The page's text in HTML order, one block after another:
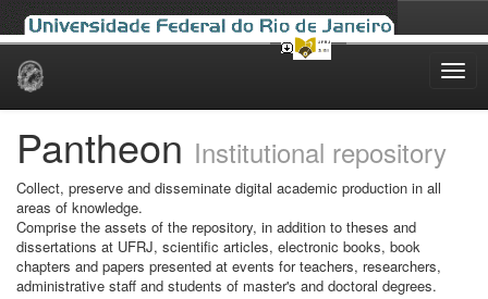
Skip
Pantheon Institutional repository
Collect, preserve and disseminate digital academic production in all
areas of knowledge.
Comprise the assets of the repository, in addition to theses and
dissertations at UFRJ, scientific articles, electronic books, book
chapters and papers presented at events for teachers, researchers,
administrative staff and students of master's and doctoral degrees.